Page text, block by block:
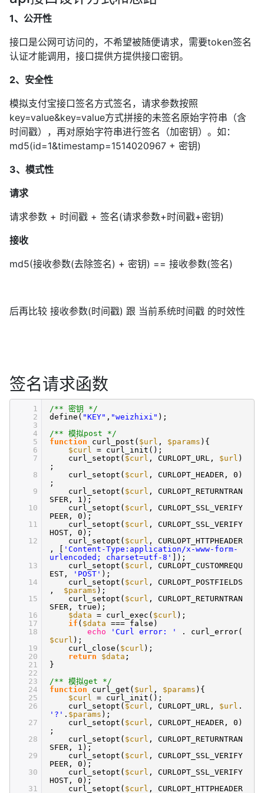
1、公开性
接口是公网可访问的，不希望被随便请求，需要token签名
认证才能调用，接口提供方提供接口密钥。
2、安全性
模拟支付宝接口签名方式签名，请求参数按照
key=value&key=value方式拼接的未签名原始字符串（含
时间戳），再对原始字符串进行签名（加密钥）。如：
md5(id=1&timestamp=1514020967 + 密钥)
3、模式性
请求
请求参数 + 时间戳 + 签名(请求参数+时间戳+密钥)
接收
md5(接收参数(去除签名) + 密钥) == 接收参数(签名)
后再比较 接收参数(时间戳) 跟 当前系统时间戳 的时效性
签名请求函数
1
2
3
4
5
6
7
8
9
10
11
12
13
14
15
16
17
18
19
20
21
22
23
24
25
26
27
28
29
30
31
/** 密钥 */
define( "KEY" , "weizhixi" );
/** 模拟post */
function
curl_post( $url , $params ){
$curl = curl_init();
curl_setopt( $curl , CURLOPT_URL, $url )
;
curl_setopt( $curl , CURLOPT_HEADER, 0)
;
curl_setopt( $curl , CURLOPT_RETURNTRAN
SFER, 1);
curl_setopt( $curl , CURLOPT_SSL_VERIFY
PEER, 0);
curl_setopt( $curl , CURLOPT_SSL_VERIFY
HOST, 0);
curl_setopt( $curl , CURLOPT_HTTPHEADER
, [
'Content-Type:application/x-www-form-
urlencoded; charset=utf-8'
]);
curl_setopt( $curl , CURLOPT_CUSTOMREQU
EST,
'POST' );
curl_setopt( $curl , CURLOPT_POSTFIELDS
, $params );
curl_setopt( $curl , CURLOPT_RETURNTRAN
SFER, true);
$data = curl_exec( $curl );
if ( $data === false)
echo
'Curl error: '
. curl_error(
$curl );
curl_close( $curl );
return
$data ;
}
/** 模拟get */
function
curl_get( $url , $params ){
$curl = curl_init();
curl_setopt( $curl , CURLOPT_URL, $url .
'?' . $params );
curl_setopt( $curl , CURLOPT_HEADER, 0)
;
curl_setopt( $curl , CURLOPT_RETURNTRAN
SFER, 1);
curl_setopt( $curl , CURLOPT_SSL_VERIFY
PEER, 0);
curl_setopt( $curl , CURLOPT_SSL_VERIFY
HOST, 0);
curl_setopt( $curl , CURLOPT_HTTPHEADER